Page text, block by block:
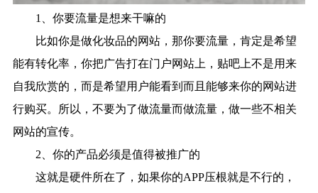
1、你要流量是想来干嘛的
比如你是做化妆品的网站，那你要流量，肯定是希望
能有转化率，你把广告打在门户网站上，贴吧上不是用来
自我欣赏的，而是希望用户能看到而且能够来你的网站进
行购买。所以，不要为了做流量而做流量，做一些不相关
网站的宣传。
2、你的产品必须是值得被推广的
这就是硬件所在了，如果你的APP压根就是不行的，